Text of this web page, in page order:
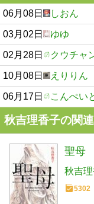
06月08日 しおん
03月02日 ゆゆ
02月28日 クウチャ
10月08日 えりりん
06月17日 こんぺい
秋吉理香子の関
聖母
秋吉
5302